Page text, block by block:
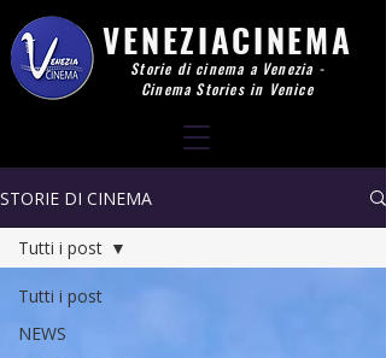
Storie di cinema a Venezia -
Cinema Stories in Venice
VENEZIACINEMA
STORIE DI CINEMA
Tutti i post
NEWS
Tutti i post